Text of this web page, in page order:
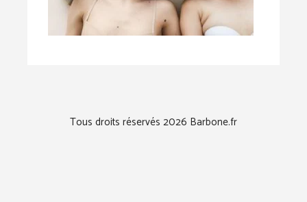
Tous droits réservés 2026 Barbone.fr